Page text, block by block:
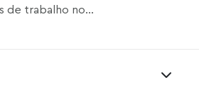
de trabalho no...